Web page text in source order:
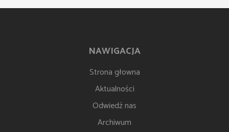
NAWIGACJA
Strona głowna
Aktualności
Odwiedź nas
Archiwum